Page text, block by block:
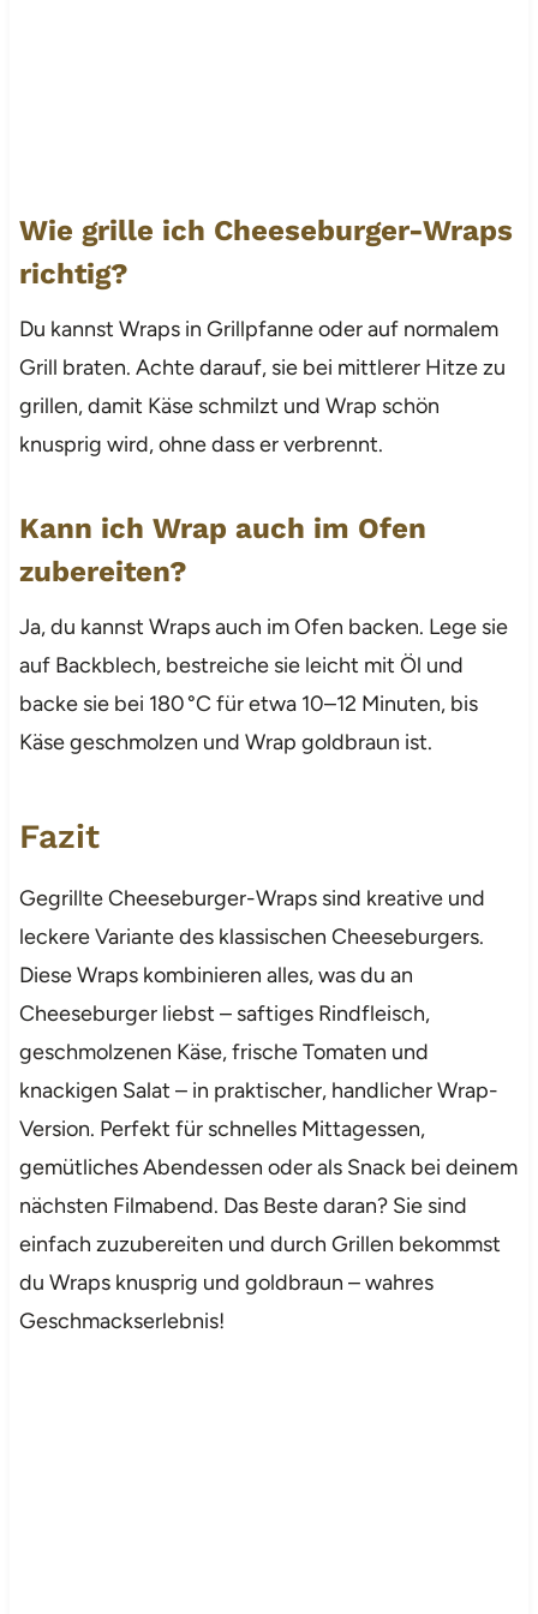
Wie grille ich Cheeseburger-Wraps
richtig?
Du kannst Wraps in Grillpfanne oder auf normalem
Grill braten. Achte darauf, sie bei mittlerer Hitze zu
grillen, damit Käse schmilzt und Wrap schön
knusprig wird, ohne dass er verbrennt.
Kann ich Wrap auch im Ofen
zubereiten?
Ja, du kannst Wraps auch im Ofen backen. Lege sie
auf Backblech, bestreiche sie leicht mit Öl und
backe sie bei 180 °C für etwa 10–12 Minuten, bis
Käse geschmolzen und Wrap goldbraun ist.
Fazit
Gegrillte Cheeseburger-Wraps sind kreative und
leckere Variante des klassischen Cheeseburgers.
Diese Wraps kombinieren alles, was du an
Cheeseburger liebst – saftiges Rindfleisch,
geschmolzenen Käse, frische Tomaten und
knackigen Salat – in praktischer, handlicher Wrap-
Version. Perfekt für schnelles Mittagessen,
gemütliches Abendessen oder als Snack bei deinem
nächsten Filmabend. Das Beste daran? Sie sind
einfach zuzubereiten und durch Grillen bekommst
du Wraps knusprig und goldbraun – wahres
Geschmackserlebnis!